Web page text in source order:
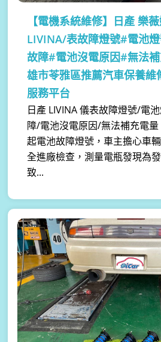
【電機系統維修】 日產 樂
LIVINA/表故障燈號#電池
故障#電池沒電原因#無法
雄市苓雅區推薦汽車保養維
服務平台
日產 LIVINA 儀表故障燈號/電
障/電池沒電原因/無法補充電
起電池故障燈號，車主擔心車
全進廠檢查，測量電瓶發現為
致...